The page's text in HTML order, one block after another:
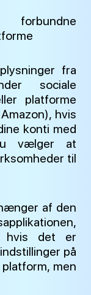
fra
sociale
platforme
hvis
konti med
vælger at
til
af den
hvis det er
på
men